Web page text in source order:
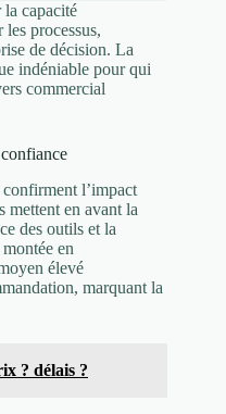
la capacité
processus,
de décision. La
indéniable pour qui
commercial
l’impact
mettent en avant la
des outils et la
en
élevé
marquant la
? délais ?